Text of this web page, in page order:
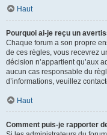
Haut
Pourquoi ai-je reçu un
Chaque forum a son propre
de ces règles, vous recevrez
décision n’appartient qu’aux
aucun cas responsable du
d’informations, veuillez
Haut
Comment puis-je rapporter